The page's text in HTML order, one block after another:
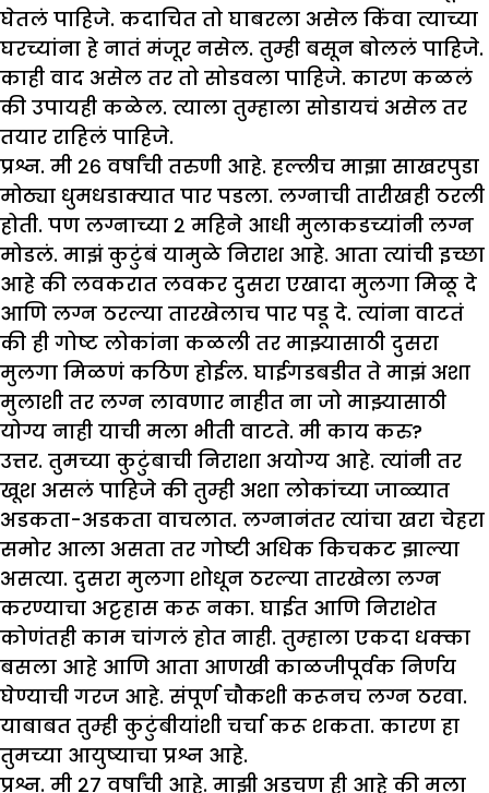
घेतलं पाहिजे. कदाचित तो घाबरला असेल किंवा त्याच्या
घरच्यांना हे नातं मंजूर नसेल. तुम्ही बसून बोललं पाहिजे.
काही वाद असेल तर तो सोडवला पाहिजे. कारण कळलं
की उपायही कळेल. त्याला तुम्हाला सोडायचं असेल तर
तयार राहिलं पाहिजे.
प्रश्न. मी २६ वर्षांची तरुणी आहे. हल्लीच माझा साखरपुडा
मोठ्या धुमधडाक्यात पार पडला. लग्नाची तारीखही ठरली
होती. पण लग्नाच्या २ महिने आधी मुलाकडच्यांनी लग्न
मोडलं. माझंकुटुंबं यामुळे निराश आहे. आता त्यांची इच्छा
आहे की लवकरात लवकर दुसरा एखादा मुलगा मिळू दे
आणि लग्न ठरल्या तारखेलाच पार पडू दे. त्यांना वाटतं
की ही गोष्ट लोकांना कळली तर माझ्यासाठी दुसरा
मुलगा मिळणं कठिण होईल. घाईगडबडीत ते माझंअशा
मुलाशी तर लग्न लावणार नाहीत ना जो माझ्यासाठी
योग्य नाही याची मला भीती वाटते. मी काय करु?
उत्तर. तुमच्या कुटुंबाची निराशा अयोग्य आहे. त्यांनी तर
खूश असलं पाहिजे की तुम्ही अशा लोकांच्या जाळ्यात
अडकता-अडकता वाचलात. लग्नानंतर त्यांचा खरा चेहरा
समोर आला असता तर गोष्टी अधिक किचकट झाल्या
असत्या. दुसरा मुलगा शोधून ठरल्या तारखेला लग्न
करण्याचा अट्टहास करू नका. घाईत आणि निराशेत
कोणंतही काम चांगलं होत नाही. तुम्हाला एकदा धक्का
बसला आहे आणि आता आणखी काळजीपूर्वक निर्णय
घेण्याची गरज आहे. संपूर्ण चौकशी करूनच लग्न ठरवा.
याबाबत तुम्ही कुटुंबीयांशी चर्चा करू शकता. कारण हा
तुमच्या आयुष्याचा प्रश्न आहे.
प्रश्न. मी २७ वर्षांची आहे. माझी अडचण ही आहे की मला